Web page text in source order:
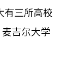
有三所高校
吉尔大学